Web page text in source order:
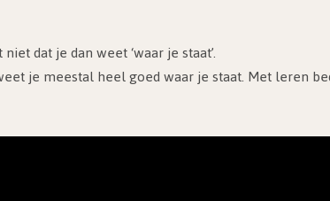
dat je dan weet ‘waar je staat’.
je meestal heel goed waar je staat. Met leren